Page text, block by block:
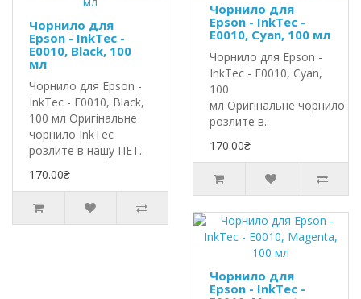
Чорнило для
Epson - InkTec -
E0010, Black, 100
мл
Чорнило для Epson -
InkTec - E0010, Black,
100 мл Оригінальне
чорнило InkTec
розлите в нашу ПЕТ..
170.00₴
Чорнило для
Epson - InkTec -
E0010, Cyan, 100 мл
Чорнило для Epson -
InkTec - E0010, Cyan,
100
мл Оригінальне чорнило
розлите в..
170.00₴
Чорнило для
Epson - InkTec -